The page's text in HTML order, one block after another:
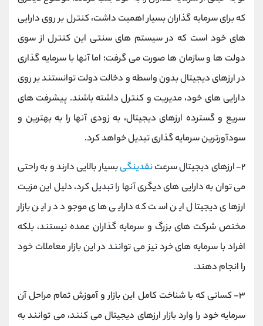
که برای سرمایه گذاران بسیار اهمیت داشت، کنترل بر روی دارایی
های خود است که در سیستم های سنتی این کنترل از سوی
دولت ها و سازمان ها صورت می گرفت؛ اما آنها با سرمایه گذاری
در ارزهای دیجیتال بدون واسطه و دخالت دولت توانستند بر روی
دارایی های خود، مدیریت و کنترل داشته باشند. پیشرفت های
سریع و گسترده ارزهای دیجیتال، به زودی آنها را به بهترین و
سودآورترین سرمایه گذاری تبدیل خواهد کرد.
۲- ارزهای دیجیتال سرعت
نقدینگیبسیار بالایی دارند و به راحتی
می توان به دارایی های دیگری آنها را تبدیل کرد، دلیل این مزیت
ارزهای دیجیتال این است که دارایی های موجود در این بازار
مختص شرکت های بزرگ و سرمایه گذاران عمده نیستند، بلکه
افراد با سرمایه های خرد نیز می توانند در این بازار معاملات خود
را انجام دهند.
۳- کسانی که با شناخت کامل این بازار و آموزش تمام مراحل آن
سرمایه خود را وارد بازار ارزهای دیجیتال می کنند، می توانند به